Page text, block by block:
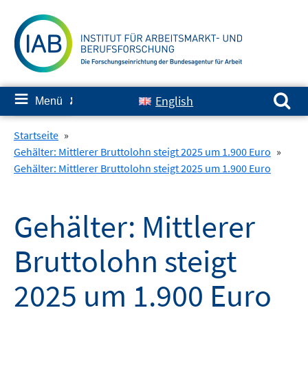
zum
Inhalt
≡ Menü ✘ English
Suchen nach:
Startseite »
Gehälter: Mittlerer Bruttolohn steigt 2025 um 1.900 Euro »
Gehälter: Mittlerer Bruttolohn steigt 2025 um 1.900 Euro
Gehälter: Mittlerer
Bruttolohn steigt
2025 um 1.900 Euro